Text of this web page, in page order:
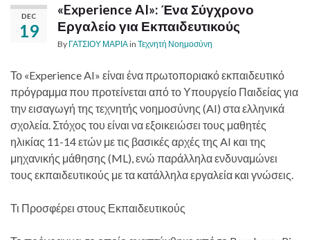
DEC
19
«Experience AI»: Ένα Σύγχρονο
Εργαλείο για Εκπαιδευτικούς
By ΓΑΤΣΙΟΥ ΜΑΡΙΑin Τεχνητή Νοημοσύνη
Το «Experience AI» είναι ένα πρωτοποριακό εκπαιδευτικό
πρόγραμμα που προτείνεται από το Υπουργείο Παιδείας για
την εισαγωγή της τεχνητής νοημοσύνης (AI) στα ελληνικά
σχολεία. Στόχος του είναι να εξοικειώσει τους μαθητές
ηλικίας 11-14 ετών με τις βασικές αρχές της AI και της
μηχανικής μάθησης (ML), ενώ παράλληλα ενδυναμώνει
τους εκπαιδευτικούς με τα κατάλληλα εργαλεία και γνώσεις.
Τι Προσφέρει στους Εκπαιδευτικούς